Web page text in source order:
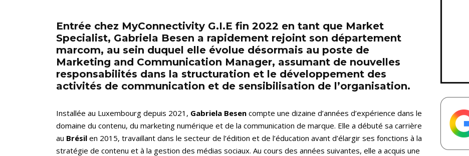
Entrée chez MyConnectivity G.I.E fin 2022 en tant que Market
Specialist, Gabriela Besen a rapidement rejoint son département
marcom, au sein duquel elle évolue désormais au poste de
Marketing and Communication Manager, assumant de nouvelles
responsabilités dans la structuration et le développement des
activités de communication et de sensibilisation de l’organisation.
Installée au Luxembourg depuis 2021, Gabriela Besen compte une dizaine d’années d’expérience dans le
domaine du contenu, du marketing numérique et de la communication de marque. Elle a débuté sa carrière
au Brésil en 2015, travaillant dans le secteur de l’édition et de l’éducation avant d’élargir ses fonctions à la
stratégie de contenu et à la gestion des médias sociaux. Au cours des années suivantes, elle a acquis une